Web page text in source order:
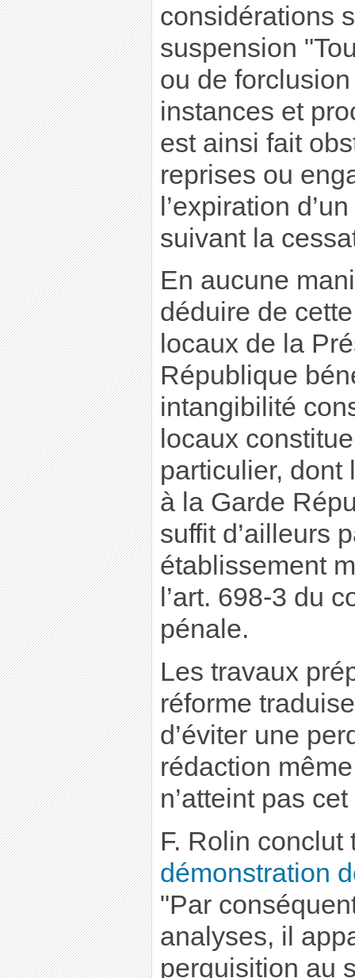
considérations
suspension
ou de
instances et
est ainsi fait
reprises ou
l’expiration
suivant la
En aucune
déduire de
locaux de la
République
intangibilité
locaux
particulier, dont
à la Garde
suffit d’ailleurs
établissement
l’art. 698-3 du
pénale.
Les travaux
réforme
d’éviter une
rédaction
n’atteint pas
F. Rolin conclut
démonstration
"Par
analyses, il
perquisition au